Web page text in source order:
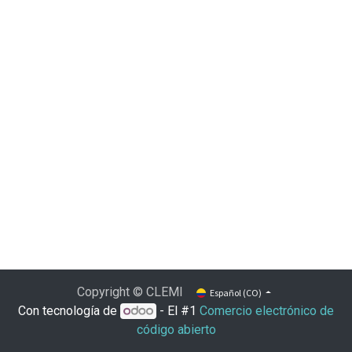
Copyright © CLEMI Español (CO)
Con tecnología de - El #1Comercio electrónico de
código abierto